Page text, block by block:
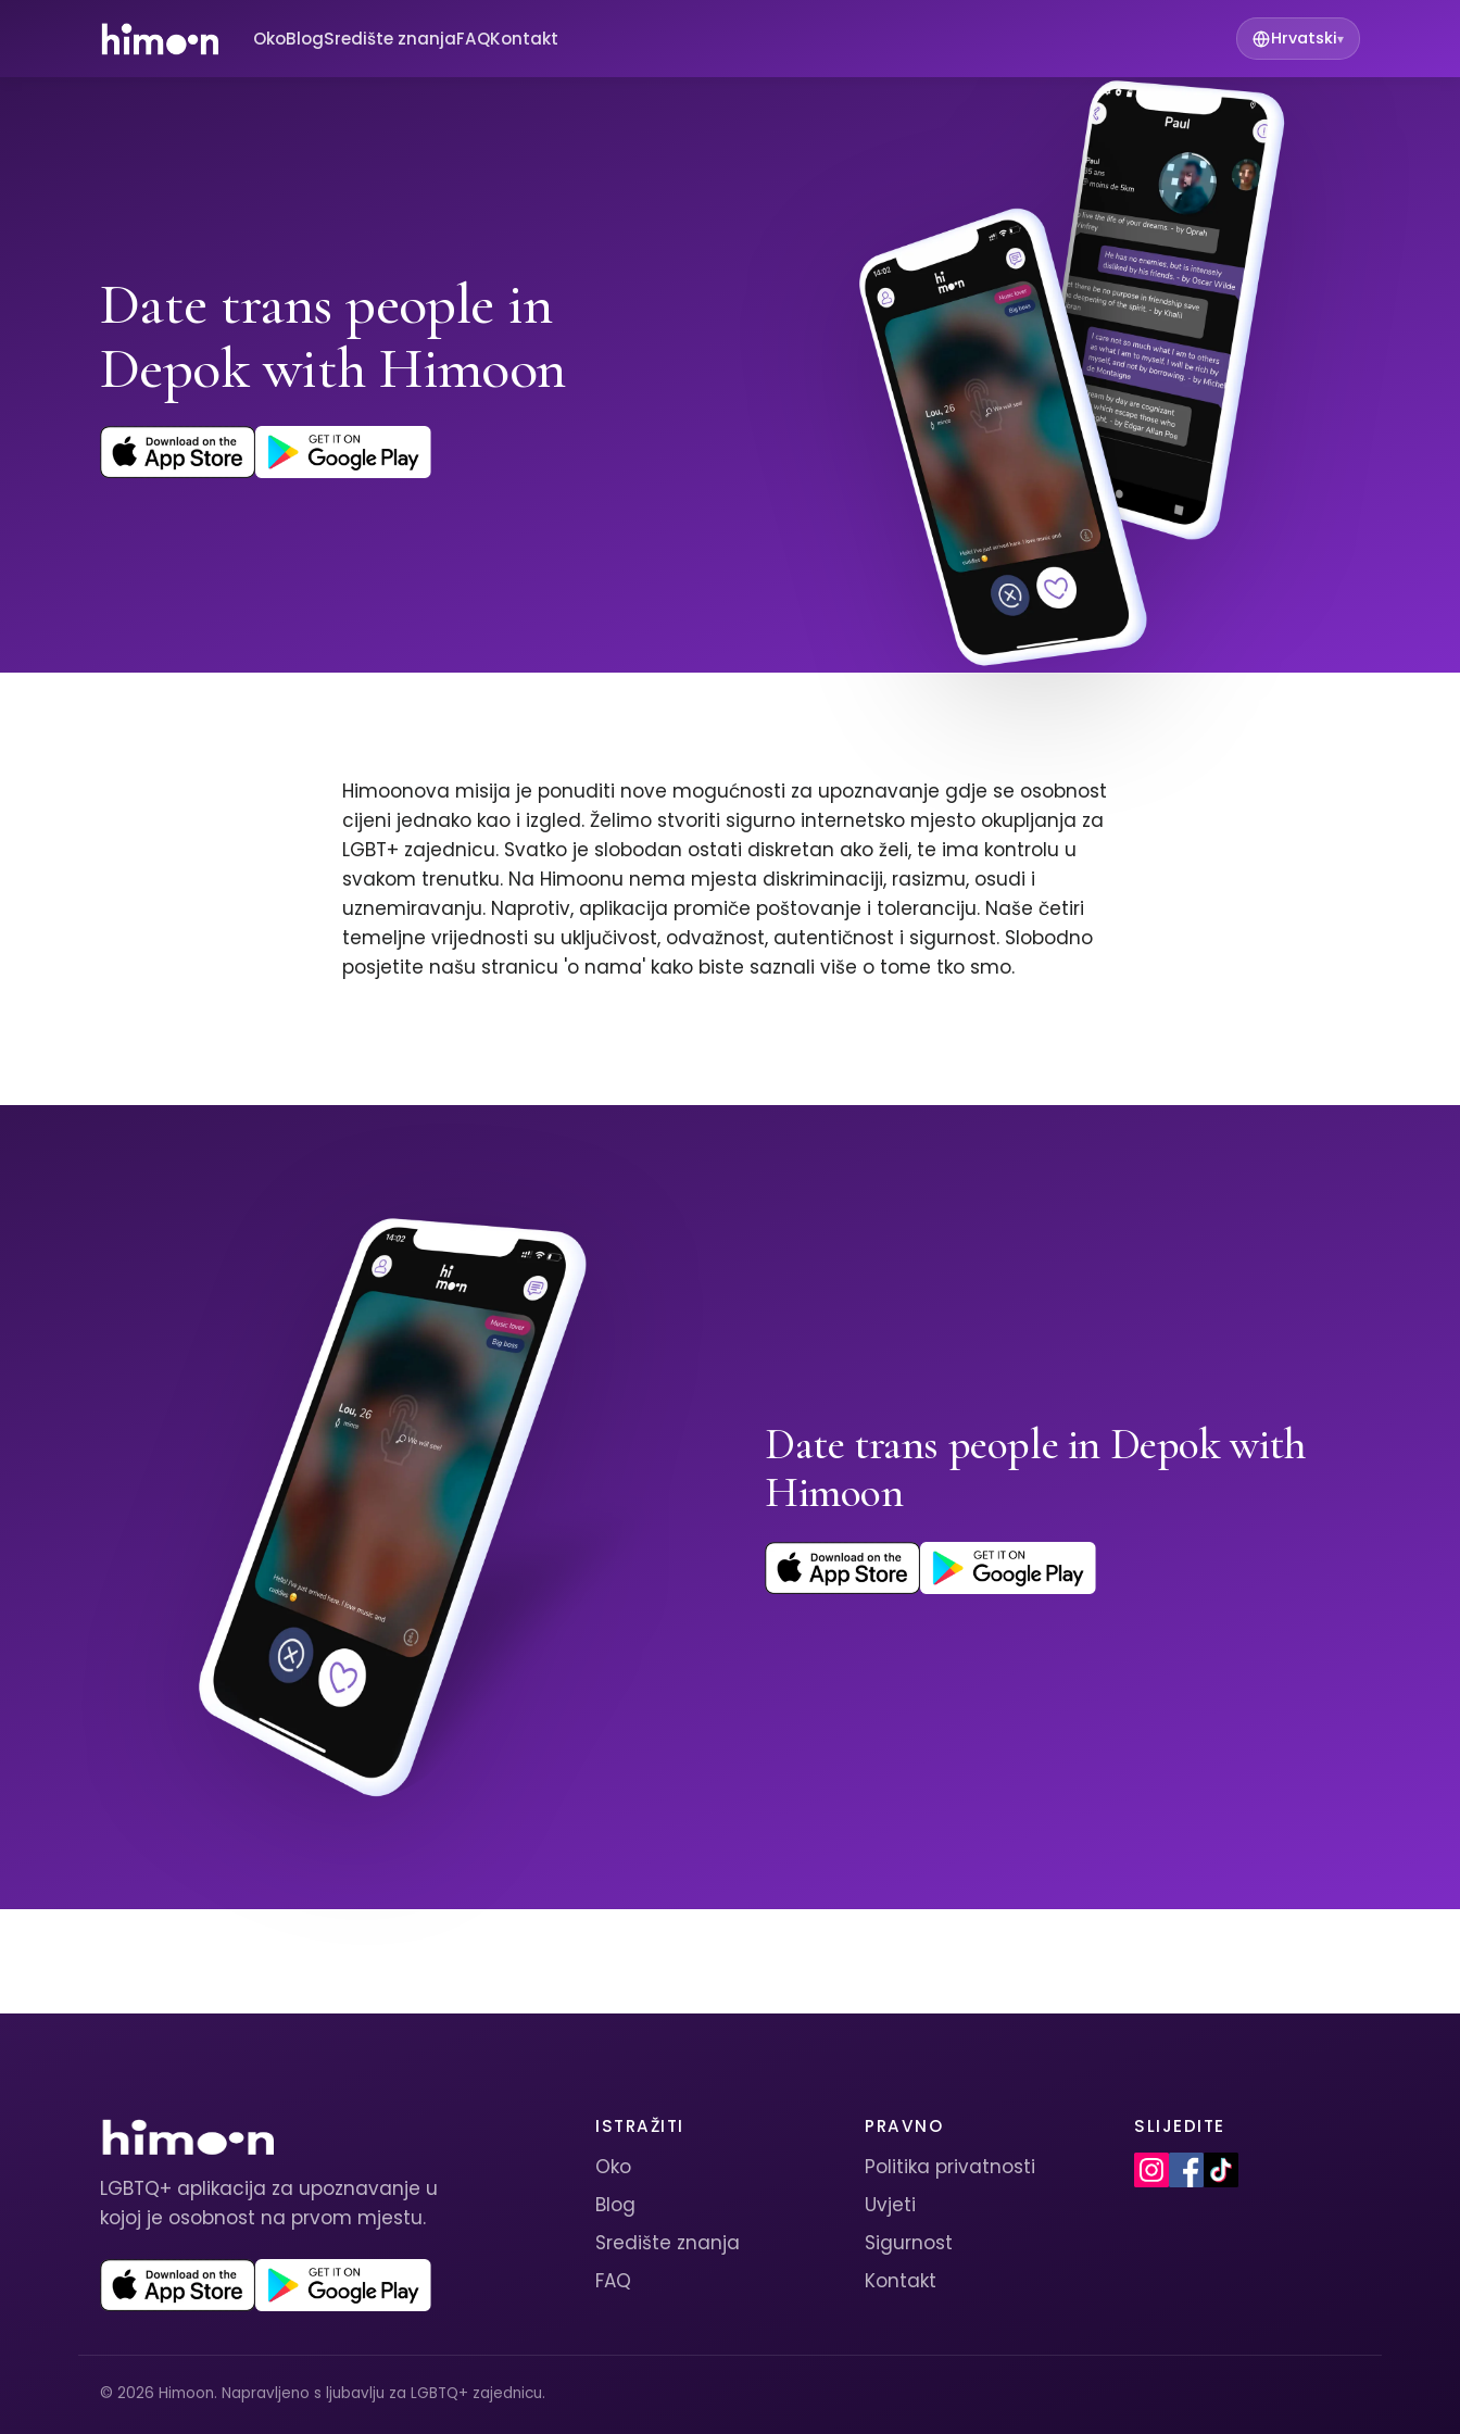
OkoBlogSredište znanjaFAQKontakt Hrvatski▾
Date trans people in
Depok with Himoon
Himoonova misija je ponuditi nove mogućnosti za upoznavanje gdje se osobnost
cijeni jednako kao i izgled. Želimo stvoriti sigurno internetsko mjesto okupljanja za
LGBT+ zajednicu. Svatko je slobodan ostati diskretan ako želi, te ima kontrolu u
svakom trenutku. Na Himoonu nema mjesta diskriminaciji, rasizmu, osudi i
uznemiravanju. Naprotiv, aplikacija promiče poštovanje i toleranciju. Naše četiri
temeljne vrijednosti su uključivost, odvažnost, autentičnost i sigurnost. Slobodno
posjetite našu stranicu 'o nama' kako biste saznali više o tome tko smo.
Date trans people in Depok with
Himoon
LGBTQ+ aplikacija za upoznavanje u
kojoj je osobnost na prvom mjestu.
ISTRAŽITI
Oko
Blog
Središte znanja
FAQ
PRAVNO
Politika privatnosti
Uvjeti
Sigurnost
Kontakt
SLIJEDITE
© 2026 Himoon. Napravljeno s ljubavlju za LGBTQ+ zajednicu.